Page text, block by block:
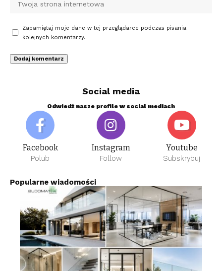
Zapamiętaj moje dane w tej przeglądarce podczas pisania
kolejnych komentarzy.
Social media
Odwiedź nasze profile w social mediach
Facebook
Polub
Instagram
Follow
Youtube
Subskrybuj
Popularne wiadomości